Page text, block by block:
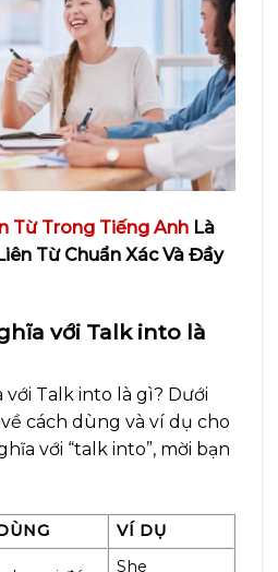
Từ Trong Tiếng Anh Là
Từ Chuẩn Xác Và Đầy
với Talk into là
Talk into là gì? Dưới
cách dùng và ví dụ cho
với “talk into”, mời bạn
VÍ DỤ
She